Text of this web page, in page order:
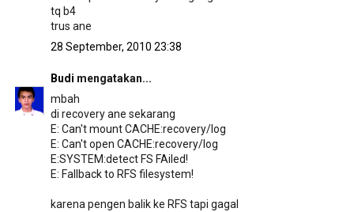
tq b4
trus ane
28 September, 2010 23:38
Budi mengatakan...
mbah
di recovery ane sekarang
E: Can't mount CACHE:recovery/log
E: Can't open CACHE:recovery/log
E:SYSTEM:detect FS FAiled!
E: Fallback to RFS filesystem!
karena pengen balik ke RFS tapi gagal